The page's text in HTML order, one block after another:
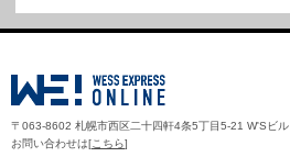
〒063-8602 札幌市西区二十四軒4条5丁目5-21 W'Sビル
お問い合わせは[こちら]